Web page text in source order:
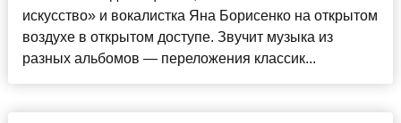
искусство» и вокалистка Яна Борисенко на открытом
воздухе в открытом доступе. Звучит музыка из
разных альбомов — переложения классик...